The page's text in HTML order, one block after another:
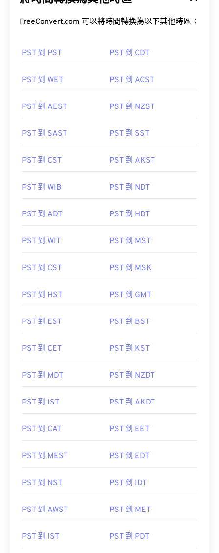
FreeConvert.com 可以將時間轉換為以下其他時區：
PST 到 PST PST 到 CDT
PST 到 WET PST 到 ACST
PST 到 AEST PST 到 NZST
PST 到 SAST PST 到 SST
PST 到 CST PST 到 AKST
PST 到 WIB PST 到 NDT
PST 到 ADT PST 到 HDT
PST 到 WIT PST 到 MST
PST 到 CST PST 到 MSK
PST 到 HST PST 到 GMT
PST 到 EST PST 到 BST
PST 到 CET PST 到 KST
PST 到 MDT PST 到 NZDT
PST 到 IST PST 到 AKDT
PST 到 CAT PST 到 EET
PST 到 MEST PST 到 EDT
PST 到 NST PST 到 IDT
PST 到 AWST PST 到 MET
PST 到 IST PST 到 PDT